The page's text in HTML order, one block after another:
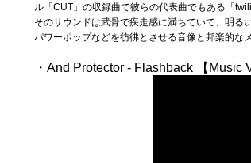
ル「CUT」の収録曲で彼らの代表曲でもある「
そのサウンドは武骨で疾走感に満ちていて、明る
パワーポップなどを彷彿とさせる音像と邦楽的な
・And Protector - Flashback 【Music